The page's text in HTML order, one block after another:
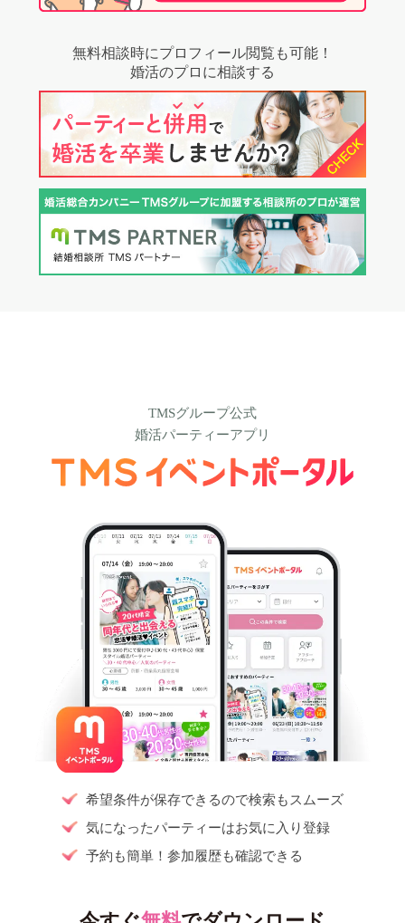
無料相談時にプロフィール閲覧も可能！
婚活のプロに相談する
TMSグループ公式
婚活パーティーアプリ
希望条件が保存できるので検索もスムーズ
気になったパーティーはお気に入り登録
予約も簡単！参加履歴も確認できる